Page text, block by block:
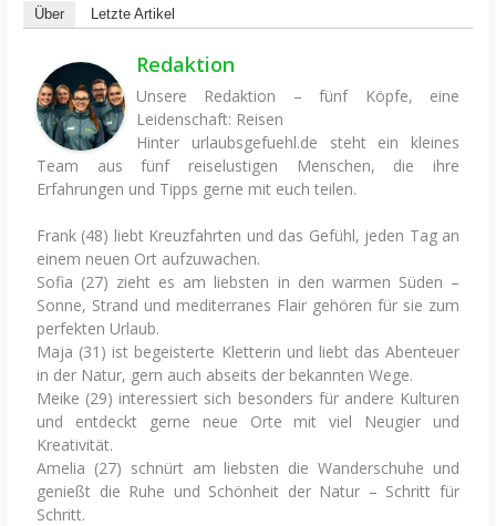
Über Letzte Artikel
Redaktion
Unsere Redaktion – fünf Köpfe, eine
Leidenschaft: Reisen
Hinter urlaubsgefuehl.de steht ein kleines
Team aus fünf reiselustigen Menschen, die ihre
Erfahrungen und Tipps gerne mit euch teilen.
Frank (48) liebt Kreuzfahrten und das Gefühl, jeden Tag an
einem neuen Ort aufzuwachen.
Sofia (27) zieht es am liebsten in den warmen Süden –
Sonne, Strand und mediterranes Flair gehören für sie zum
perfekten Urlaub.
Maja (31) ist begeisterte Kletterin und liebt das Abenteuer
in der Natur, gern auch abseits der bekannten Wege.
Meike (29) interessiert sich besonders für andere Kulturen
und entdeckt gerne neue Orte mit viel Neugier und
Kreativität.
Amelia (27) schnürt am liebsten die Wanderschuhe und
genießt die Ruhe und Schönheit der Natur – Schritt für
Schritt.